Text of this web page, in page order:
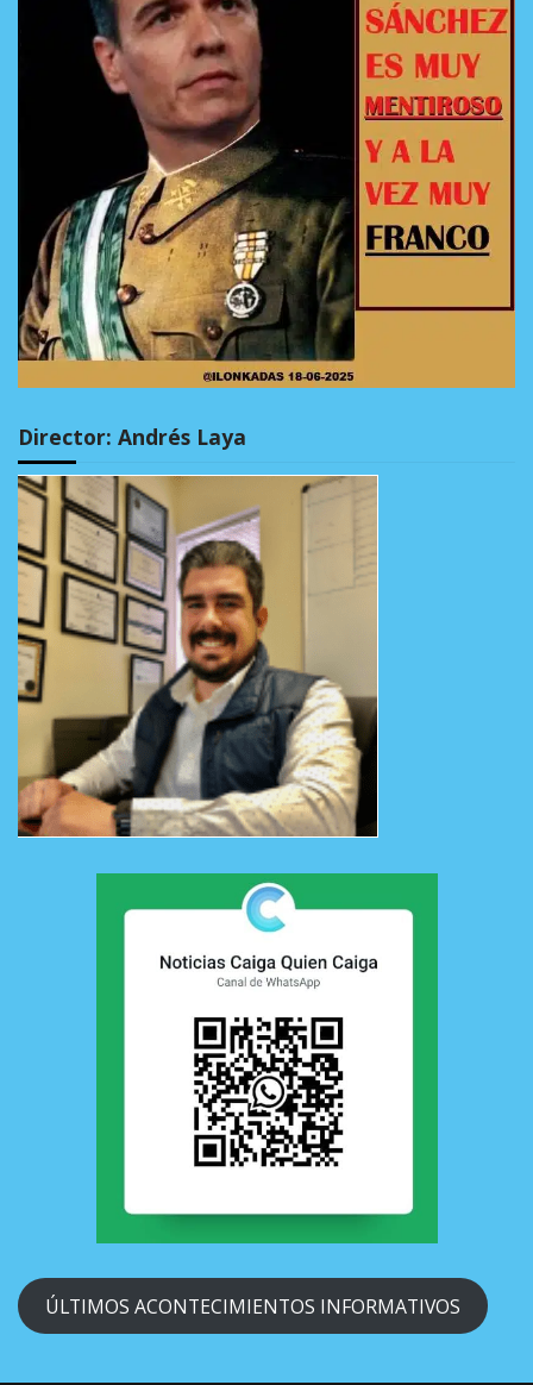
Director: Andrés Laya
ÚLTIMOS ACONTECIMIENTOS INFORMATIVOS